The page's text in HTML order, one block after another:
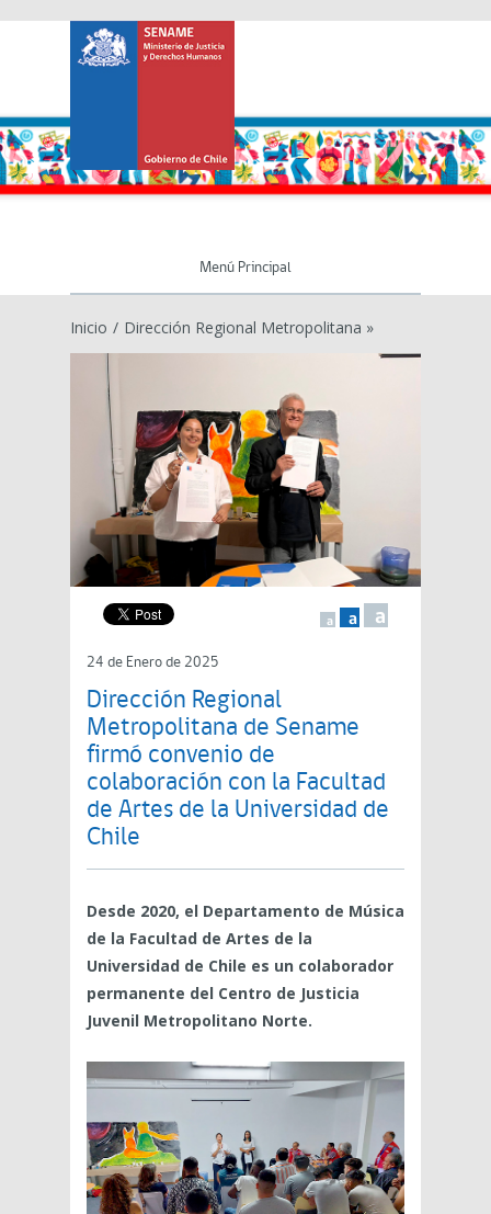
Menú Principal
Inicio / Dirección Regional Metropolitana »
a a a
24 de Enero de 2025
Dirección Regional
Metropolitana de Sename
firmó convenio de
colaboración con la Facultad
de Artes de la Universidad de
Chile
Desde 2020, el Departamento de Música
de la Facultad de Artes de la
Universidad de Chile es un colaborador
permanente del Centro de Justicia
Juvenil Metropolitano Norte.